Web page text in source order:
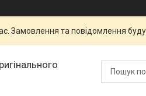
Замовлення та повідомлення